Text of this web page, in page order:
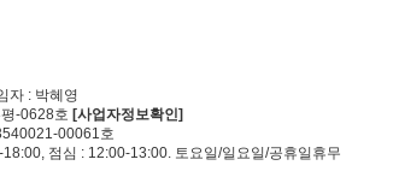
자 : 박혜영
-0628호 [사업자정보확인]
00061호
점심 : 12:00-13:00. 토요일/일요일/공휴일휴무